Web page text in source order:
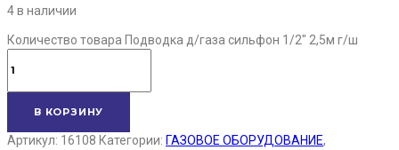
4 в наличии
Количество товара Подводка д/газа сильфон 1/2" 2,5м г/ш
В КОРЗИНУ
Артикул: 16108 Категории: ГАЗОВОЕ ОБОРУДОВАНИЕ,